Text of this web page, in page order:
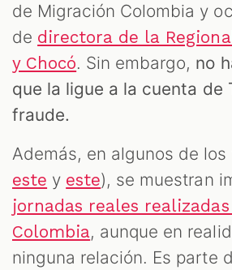
de Migración Colombia y
de directora de la
y Chocó. Sin embargo, no
que la ligue a la cuenta de
fraude.
Además, en algunos de
este y este), se muestran
jornadas reales
Colombia, aunque en
ninguna relación. Es parte